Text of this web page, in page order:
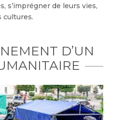
s’imprégner de leurs vies,
cultures.
D’UN